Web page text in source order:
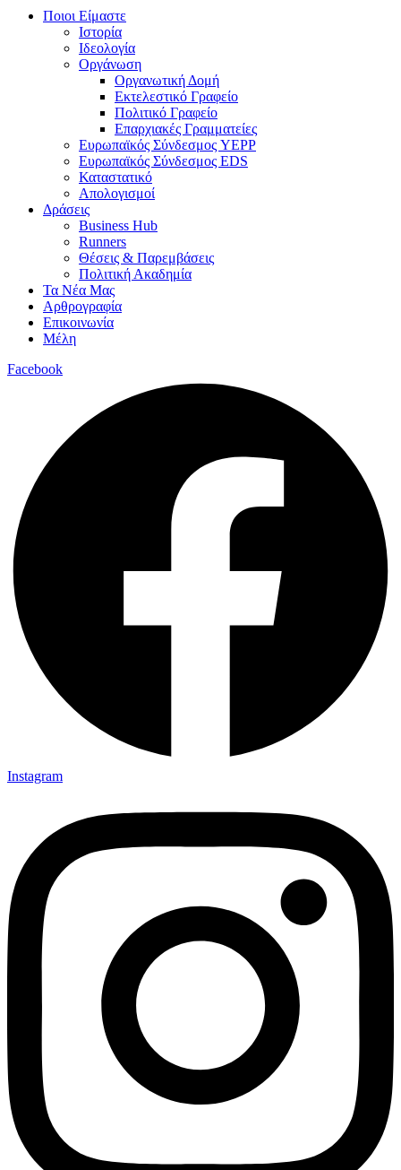
Ποιοι Είμαστε
Ιστορία
Ιδεολογία
Οργάνωση
Οργανωτική Δομή
Εκτελεστικό Γραφείο
Πολιτικό Γραφείο
Επαρχιακές Γραμματείες
Ευρωπαϊκός Σύνδεσμος YEPP
Ευρωπαϊκός Σύνδεσμος EDS
Καταστατικό
Απολογισμοί
Δράσεις
Business Hub
Runners
Θέσεις & Παρεμβάσεις
Πολιτική Ακαδημία
Τα Νέα Μας
Αρθρογραφία
Επικοινωνία
Μέλη
Facebook
Instagram